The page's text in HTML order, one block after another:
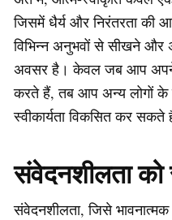
जिसमें धैर्य और निरंतरता की
विभिन्न अनुभवों से सीखने
अवसर है। केवल जब आप अपने
करते हैं, तब आप अन्य लोगों के
स्वीकार्यता विकसित कर सकते
संवेदनशीलता
संवेदनशीलता, जिसे